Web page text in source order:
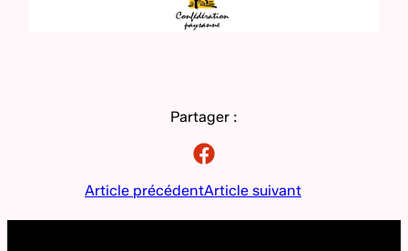
Partager :
Article précédentArticle suivant